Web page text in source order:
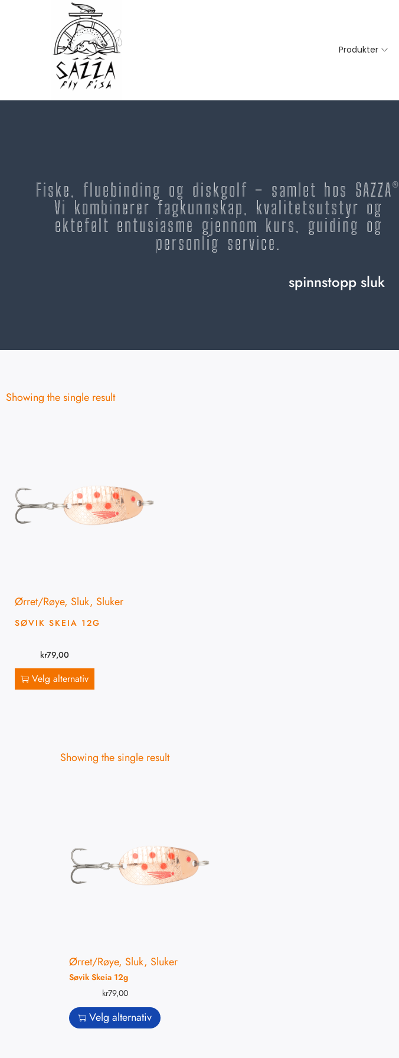
Produkter
Fiske, fluebinding og diskgolf – samlet hos SAZZA®
Vi kombinerer fagkunnskap, kvalitetsutstyr og
ektefølt entusiasme gjennom kurs, guiding og
personlig service.
spinnstopp sluk
Showing the single result
Ørret/Røye, Sluk, Sluker
SØVIK SKEIA 12G
kr79,00
Velg alternativ
Showing the single result
Ørret/Røye, Sluk, Sluker
Søvik Skeia 12g
kr79,00
Velg alternativ